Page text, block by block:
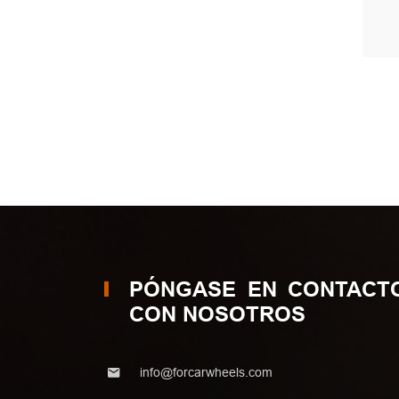
PÓNGASE EN
CON NOSOTROS
info@forcarwheels.com